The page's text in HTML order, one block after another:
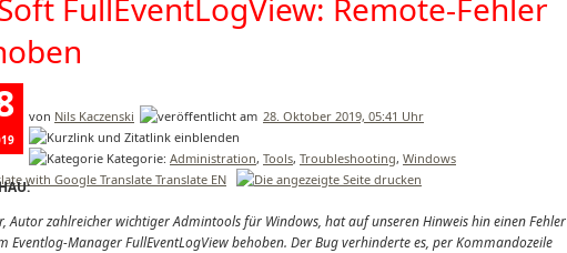
FullEventLogView: Remote-Fehler
von Nils Kaczenski 28. Oktober 2019, 05:41 Uhr
Kategorie: Administration, Tools, Troubleshooting, Windows
Translate EN
Autor zahlreicher wichtiger Admintools für Windows, hat auf unseren Hinweis hin einen Fehler
Eventlog-Manager FullEventLogView behoben. Der Bug verhinderte es, per Kommandozeile